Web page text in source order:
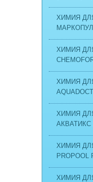
ХИМИЯ
ХИМИЯ
ХИМИЯ
ХИМИЯ
ХИМИЯ
ХИМИЯ